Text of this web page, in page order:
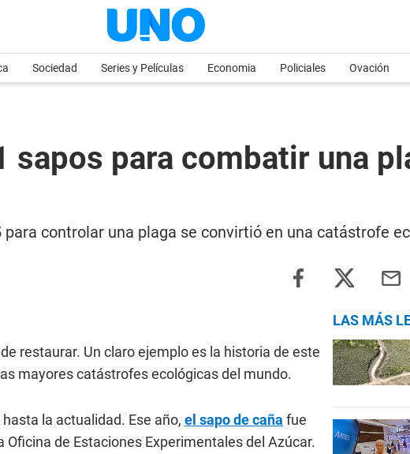
Sociedad Series y Películas Economia Policiales Ovación
sapos para combatir una
controlar una plaga se convirtió en una catástrofe
restaurar. Un claro ejemplo es la historia de este
mayores catástrofes ecológicas del mundo.
la actualidad. Ese año, el sapo de caña fue
Oficina de Estaciones Experimentales del Azúcar.
LAS MÁS